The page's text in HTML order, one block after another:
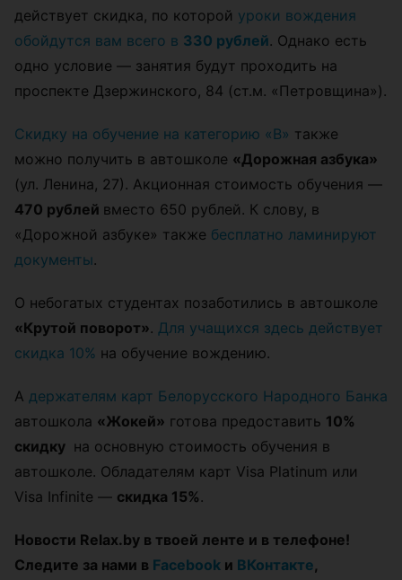
действует скидка, по которой уроки вождения
обойдутся вам всего в 330 рублей. Однако есть
одно условие — занятия будут проходить на
проспекте Дзержинского, 84 (ст.м. «Петровщина»).
Скидку на обучение на категорию «В» также
можно получить в автошколе «Дорожная азбука»
(ул. Ленина, 27). Акционная стоимость обучения —
470 рублей вместо 650 рублей. К слову, в
«Дорожной азбуке» также бесплатно ламинируют
документы.
О небогатых студентах позаботились в автошколе
«Крутой поворот». Для учащихся здесь действует
скидка 10% на обучение вождению.
А держателям карт Белорусского Народного Банка
автошкола «Жокей» готова предоставить 10%
скидку на основную стоимость обучения в
автошколе. Обладателям карт Visa Platinum или
Visa Infinite — скидка 15%.
Новости Relax.by в твоей ленте и в телефоне!
Следите за нами в Facebook и ВКонтакте,